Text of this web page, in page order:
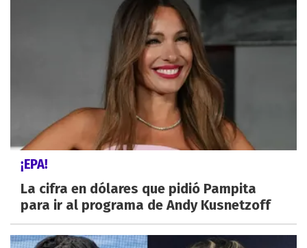
¡EPA!
La cifra en dólares que pidió Pampita
para ir al programa de Andy Kusnetzoff